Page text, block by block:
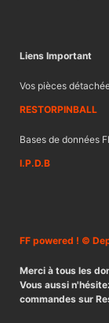
Liens Important
Vos pièces
RESTORPINBALL
Bases de données
I.P.D.B
FF powered ! ©
Merci à tous les
Vous aussi
commandes sur